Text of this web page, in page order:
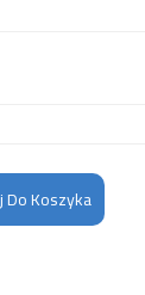
Do Koszyka